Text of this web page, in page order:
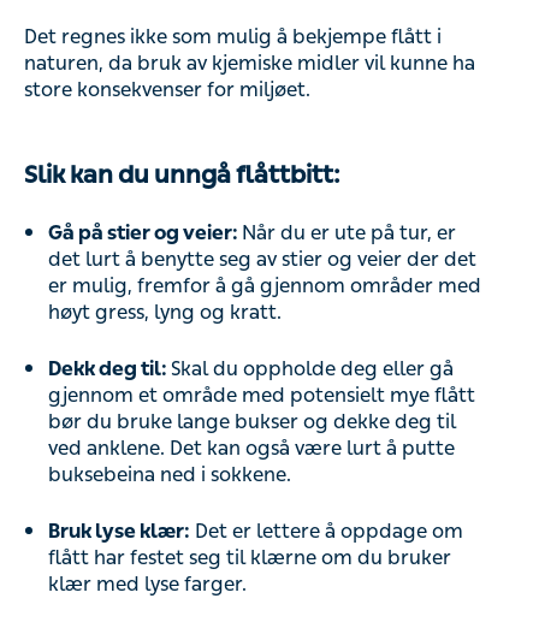
Det regnes ikke som mulig å bekjempe flått i
naturen, da bruk av kjemiske midler vil kunne ha
store konsekvenser for miljøet.
Slik kan du unngå flåttbitt:
Gå på stier og veier: Når du er ute på tur, er
det lurt å benytte seg av stier og veier der det
er mulig, fremfor å gå gjennom områder med
høyt gress, lyng og kratt.
Dekk deg til: Skal du oppholde deg eller gå
gjennom et område med potensielt mye flått
bør du bruke lange bukser og dekke deg til
ved anklene. Det kan også være lurt å putte
buksebeina ned i sokkene.
Bruk lyse klær: Det er lettere å oppdage om
flått har festet seg til klærne om du bruker
klær med lyse farger.